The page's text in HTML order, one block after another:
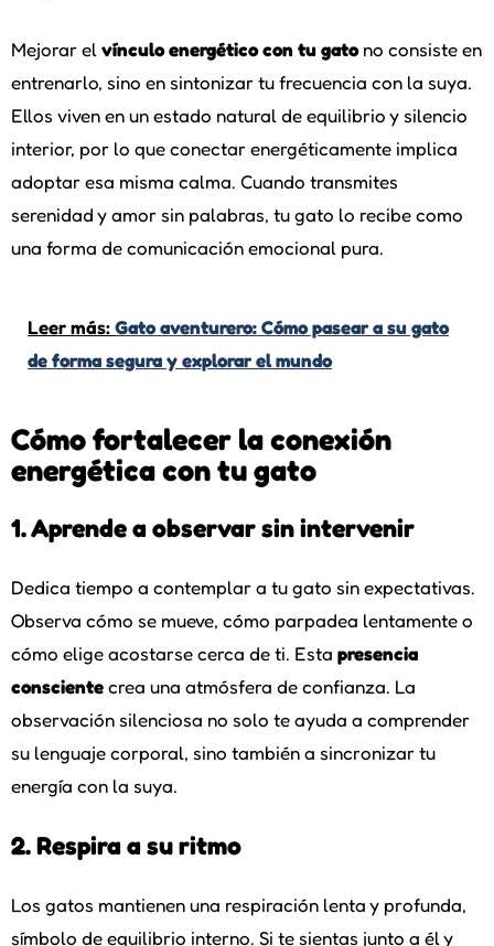
Mejorar elvínculo energético con tu gatono consiste en
entrenarlo, sino en sintonizar tu frecuencia con la suya.
Ellos viven en un estado natural de equilibrio y silencio
interior, por lo que conectar energéticamente implica
adoptar esa misma calma. Cuando transmites
serenidad y amor sin palabras, tu gato lo recibe como
una forma de comunicación emocional pura.
Leer más:Gato aventurero: Cómo pasear a su gato
de forma segura y explorar el mundo
Cómo fortalecer la conexión
energética con tu gato
1. Aprende a observar sin intervenir
Dedica tiempo a contemplar a tu gato sin expectativas.
Observa cómo se mueve, cómo parpadea lentamente o
cómo elige acostarse cerca de ti. Esta presencia
conscientecrea una atmósfera de confianza. La
observación silenciosa no solo te ayuda a comprender
su lenguaje corporal, sino también a sincronizar tu
energía con la suya.
2. Respira a su ritmo
Los gatos mantienen una respiración lenta y profunda,
símbolo de equilibrio interno. Si te sientas junto a él y